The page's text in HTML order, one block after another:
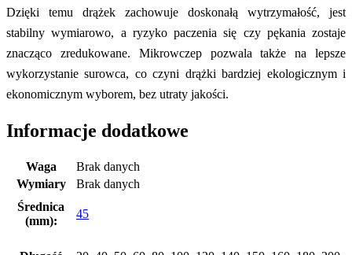
Dzięki temu drążek zachowuje doskonałą wytrzymałość, jest
stabilny wymiarowo, a ryzyko paczenia się czy pękania zostaje
znacząco zredukowane. Mikrowczep pozwala także na lepsze
wykorzystanie surowca, co czyni drążki bardziej ekologicznym i
ekonomicznym wyborem, bez utraty jakości.
Informacje dodatkowe
Waga
Brak danych
Wymiary
Brak danych
Średnica
(mm):
45